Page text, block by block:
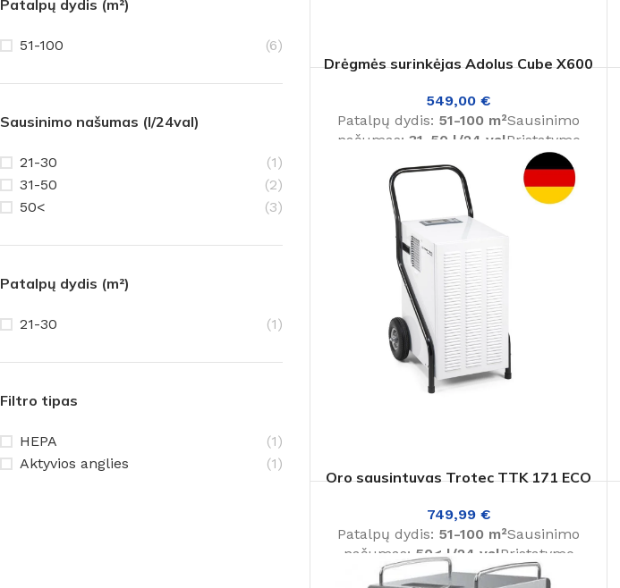
Patalpų dydis (m²)
51-100 (6)
Sausinimo našumas (l/24val)
21-30
(1)
31-50
(2)
50<
(3)
Patalpų dydis (m²)
21-30 (1)
Filtro tipas
HEPA
(1)
Aktyvios anglies
(1)
Drėgmės surinkėjas Adolus Cube X600
549,00€
Patalpų dydis: 51-100 m²Sausinimo
našumas: 31-50 l/24 valPristatymo
Oro sausintuvas Trotec TTK 171 ECO
749,99 €
Patalpų dydis: 51-100 m²Sausinimo
našumas: 50< l/24 valPristatymo
laikas:1-3 d. d.